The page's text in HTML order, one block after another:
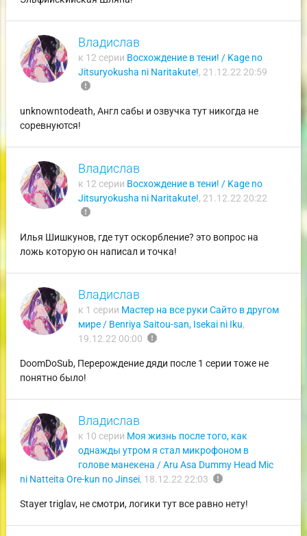
Владислав
к 12 серии Восхождение в тени! / Kage no
Jitsuryokusha ni Naritakute!, 21.12.22 20:59
report
unknowntodeath, Англ сабы и озвучка тут никогда не
соревнуются!
Владислав
к 12 серии Восхождение в тени! / Kage no
Jitsuryokusha ni Naritakute!, 21.12.22 20:22
report
Илья Шишкунов, где тут оскорбление? это вопрос на
ложь которую он написал и точка!
Владислав
к 1 серии Мастер на все руки Сайто в другом
мире / Benriya Saitou-san, Isekai ni Iku,
19.12.22 00:00 report
DoomDoSub, Перерождение дяди после 1 серии тоже не
понятно было!
Владислав
к 10 серии Моя жизнь после того, как
однажды утром я стал микрофоном в
голове манекена / Aru Asa Dummy Head Mic
ni Natteita Ore-kun no Jinsei, 18.12.22 22:03 report
Stayer triglav, не смотри, логики тут все равно нету!